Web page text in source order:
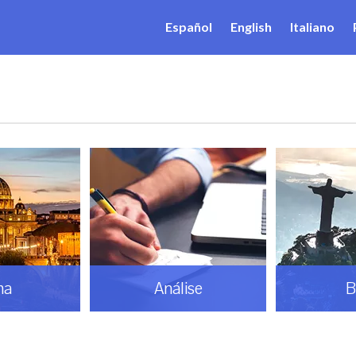
Español English Italiano
Análise